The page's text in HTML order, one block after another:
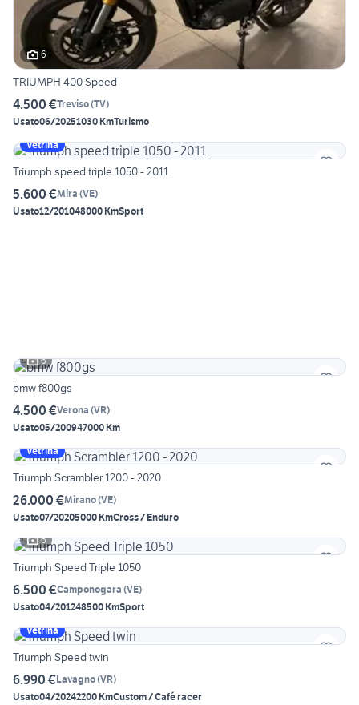
6
TRIUMPH 400 Speed
4.500 €Treviso(TV)
Usato06/20251030 KmTurismo
Vetrina
Triumph speed triple 1050 - 2011
5.600 €Mira (VE)
Usato12/201048000 KmSport
6
bmw f800gs
4.500 €Verona (VR)
Usato05/200947000 Km
Vetrina
Triumph Scrambler 1200 - 2020
26.000 €Mirano(VE)
Usato07/20205000 KmCross / Enduro
6
Triumph Speed Triple 1050
6.500 €Camponogara (VE)
Usato04/201248500 KmSport
Vetrina
Triumph Speed twin
6.990 €Lavagno(VR)
Usato04/20242200 KmCustom / Café racer